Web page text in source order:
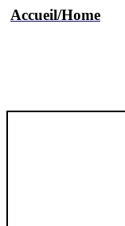
Accueil/Home